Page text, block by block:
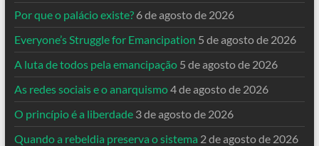
Por que o palácio existe? 6 de agosto de 2026
Everyone’s Struggle for Emancipation 5 de agosto de 2026
A luta de todos pela emancipação 5 de agosto de 2026
As redes sociais e o anarquismo4 de agosto de 2026
O princípio é a liberdade 3 de agosto de 2026
Quando a rebeldia preserva o sistema 2 de agosto de 2026